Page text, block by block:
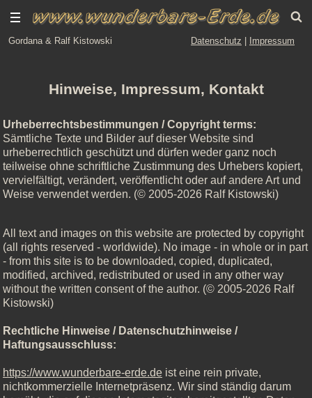
Gordana & Ralf Kistowski Datenschutz Impressum
Hinweise, Impressum, Kontakt
Urheberrechtsbestimmungen / Copyright terms:
Sämtliche Texte und Bilder auf dieser Website sind
urheberrechtlich geschützt und dürfen weder ganz noch
teilweise ohne schriftliche Zustimmung des Urhebers kopiert,
vervielfältigt, verändert, veröffentlicht oder auf andere Art und
Weise verwendet werden. (© 2005-2026 Ralf Kistowski)
All text and images on this website are protected by copyright
(all rights reserved - worldwide). No image - in whole or in part
- from this site is to be downloaded, copied, duplicated,
modified, archived, redistributed or used in any other way
without the written consent of the author. (© 2005-2026 Ralf
Kistowski)
Rechtliche Hinweise / Datenschutzhinweise /
Haftungsausschluss:
https://www.wunderbare-erde.de ist eine rein private,
nichtkommerzielle Internetpräsenz. Wir sind ständig darum